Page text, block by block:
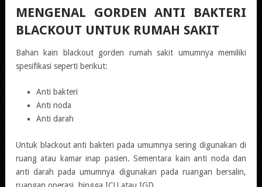
MENGENAL GORDEN ANTI BAKTERI
BLACKOUT UNTUK RUMAH SAKIT
Bahan kain blackout gorden rumah sakit umumnya memiliki
spesifikasi seperti berikut:
Anti bakteri
Anti noda
Anti darah
Untuk blackout anti bakteri pada umumnya sering digunakan di
ruang atau kamar inap pasien. Sementara kain anti noda dan
anti darah pada umumnya digunakan pada ruangan bersalin,